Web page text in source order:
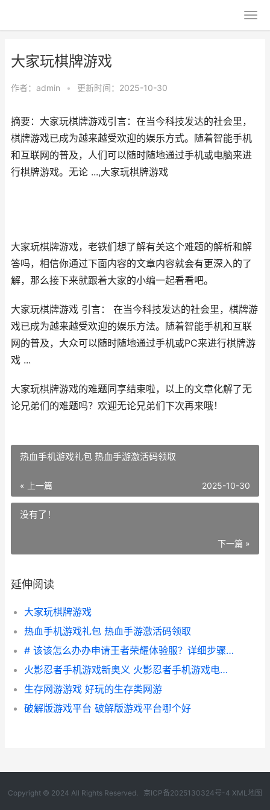
大家玩棋牌游戏
作者： admin • 更新时间：2025-10-30
摘要：大家玩棋牌游戏引言：在当今科技发达的社会里，
棋牌游戏已成为越来越受欢迎的娱乐方式。随着智能手机
和互联网的普及，人们可以随时随地通过手机或电脑来进
行棋牌游戏。无论 ...,大家玩棋牌游戏
大家玩棋牌游戏，老铁们想了解有关这个难题的解析和解
答吗，相信你通过下面内容的文章内容就会有更深入的了
解，那么接下来就跟着大家的小编一起看看吧。
大家玩棋牌游戏 引言： 在当今科技发达的社会里，棋牌游
戏已成为越来越受欢迎的娱乐方法。随着智能手机和互联
网的普及，大众可以随时随地通过手机或PC来进行棋牌游
戏 ...
大家玩棋牌游戏的难题同享结束啦，以上的文章化解了无
论兄弟们的难题吗？欢迎无论兄弟们下次再来哦！
热血手机游戏礼包 热血手游激活码领取
« 上一篇 2025-10-30
没有了！
下一篇 »
延伸阅读
大家玩棋牌游戏
热血手机游戏礼包 热血手游激活码领取
# 该该怎么办办申请王者荣耀体验服？详细步骤与技巧指南
火影忍者手机游戏新奥义 火影忍者手机游戏电脑版
生存网游游戏 好玩的生存类网游
破解版游戏平台 破解版游戏平台哪个好
Copyright © 2024 All Rights Reserved. 京ICP备2025130324号-4 XML地图